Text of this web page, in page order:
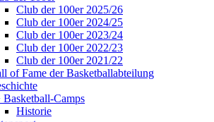
Club der 100er 2025/26
Club der 100er 2024/25
Club der 100er 2023/24
Club der 100er 2022/23
Club der 100er 2021/22
of Fame der Basketballabteilung
Basketball-Camps
Historie